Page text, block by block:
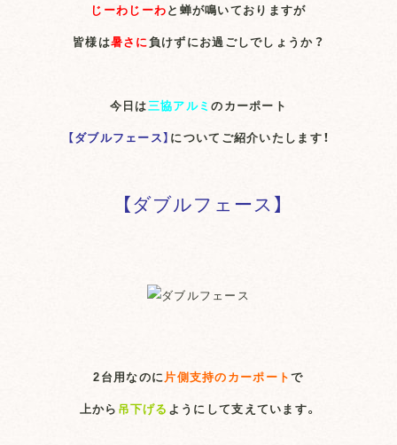
じーわじーわと蝉が鳴いておりますが
皆様は暑さに負けずにお過ごしでしょうか？
今日は三協アルミのカーポート
【ダブルフェース】 についてご紹介いたします！
【ダブルフェース】
2台用なのに片側支持のカーポートで
上から 吊下げる ようにして支えています。